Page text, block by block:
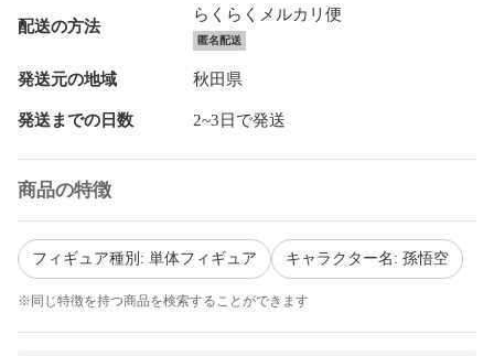
配送の方法
らくらくメルカリ便
匿名配送
発送元の地域 秋田県
発送までの日数 2~3日で発送
商品の特徴
フィギュア種別: 単体フィギュア キャラクター名: 孫悟空
※同じ特徴を持つ商品を検索することができます